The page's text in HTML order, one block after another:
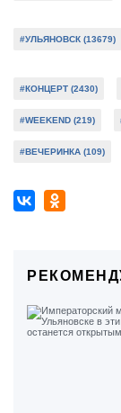
#УЛЬЯНОВСК (13679)
#КОНЦЕРТ (2430)
#WEEKEND (219)
#ВЕЧЕРИНКА (109)